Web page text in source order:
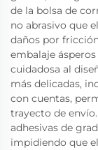
de la bolsa de
no abrasivo que
daños por
embalaje
cuidadosa al
más delicadas,
con cuentas,
trayecto de
adhesivas de
impidiendo que